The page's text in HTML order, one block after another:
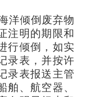
洋倾倒废弃物
注明的期限和
行倾倒，如实
录表，并按许
录表报送主管
舶、航空器、